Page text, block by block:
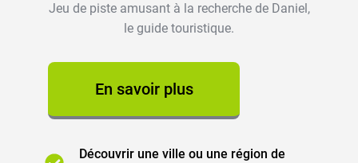
Jeu de piste amusant à la recherche de Daniel,
le guide touristique.
En savoir plus
Découvrir une ville ou une région de